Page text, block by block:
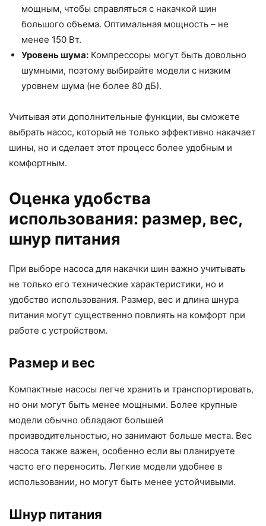
мощным, чтобы справляться с накачкой шин
большого объема. Оптимальная мощность – не
менее 150 Вт.
Уровень шума: Компрессоры могут быть довольно
шумными, поэтому выбирайте модели с низким
уровнем шума (не более 80 дБ).
Учитывая эти дополнительные функции, вы сможете
выбрать насос, который не только эффективно накачает
шины, но и сделает этот процесс более удобным и
комфортным.
Оценка удобства
использования: размер, вес,
шнур питания
При выборе насоса для накачки шин важно учитывать
не только его технические характеристики, но и
удобство использования. Размер, вес и длина шнура
питания могут существенно повлиять на комфорт при
работе с устройством.
Размер и вес
Компактные насосы легче хранить и транспортировать,
но они могут быть менее мощными. Более крупные
модели обычно обладают большей
производительностью, но занимают больше места. Вес
насоса также важен, особенно если вы планируете
часто его переносить. Легкие модели удобнее в
использовании, но могут быть менее устойчивыми.
Шнур питания